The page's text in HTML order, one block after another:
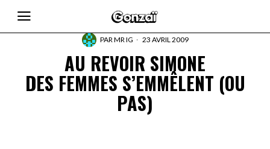
PARMR IG 23 AVRIL 2009
AU REVOIR SIMONE
DES FEMMES S’EMMÊLENT (OU
PAS)